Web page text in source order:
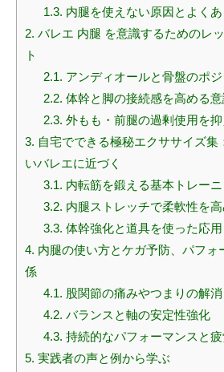
1.3. 内腿を使えない原因とよく
2. バレエ 内腿 を意識するためのレ
ト
2.1. アンディオールと骨盤のポ
2.2. 体幹と脚の接続感を高める
2.3. 外もも・前腿の過剰使用を
3. 自宅でできる極秘エクササイズ集
いバレエに近づく
3.1. 内転筋を鍛える基本トレー
3.2. 内腿ストレッチで柔軟性を
3.3. 体幹強化と道具を使った応
4. 内腿の使い方とケガ予防、パフォ
係
4.1. 股関節の痛みやつまりの解消
4.2. バランスと軸の安定性強化
4.3. 持続的なパフォーマンスと
5. 実践者の声と例から学ぶ